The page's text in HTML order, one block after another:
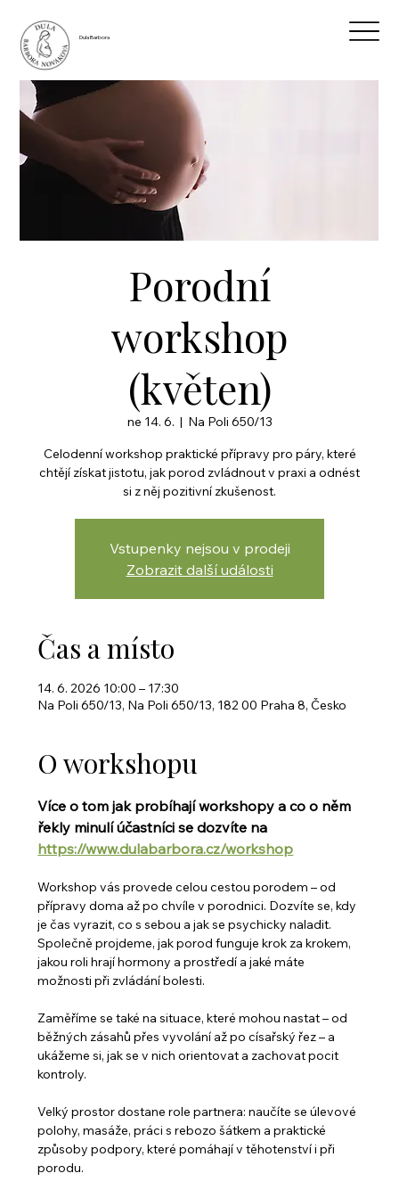
Dula Barbora
Porodní
workshop
(květen)
ne 14. 6.
  |
Na Poli 650/13
Celodenní workshop praktické přípravy pro páry, které
chtějí získat jistotu, jak porod zvládnout v praxi a odnést
si z něj pozitivní zkušenost.
Vstupenky nejsou v prodeji
Zobrazit další události
Čas a místo
14. 6. 2026 10:00 – 17:30
Na Poli 650/13, Na Poli 650/13, 182 00 Praha 8, Česko
O workshopu
Více o tom jak probíhají workshopy a co o něm
řekly minulí účastníci se dozvíte na
https://www.dulabarbora.cz/workshop
Workshop vás provede celou cestou porodem – od
přípravy doma až po chvíle v porodnici. Dozvíte se, kdy
je čas vyrazit, co s sebou a jak se psychicky naladit.
Společně projdeme, jak porod funguje krok za krokem,
jakou roli hrají hormony a prostředí a jaké máte
možnosti při zvládání bolesti.
Zaměříme se také na situace, které mohou nastat – od
běžných zásahů přes vyvolání až po císařský řez – a
ukážeme si, jak se v nich orientovat a zachovat pocit
kontroly.
Velký prostor dostane role partnera: naučíte se úlevové
polohy, masáže, práci s rebozo šátkem a praktické
způsoby podpory, které pomáhají v těhotenství i při
porodu.